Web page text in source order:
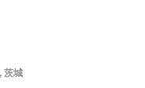
茨城